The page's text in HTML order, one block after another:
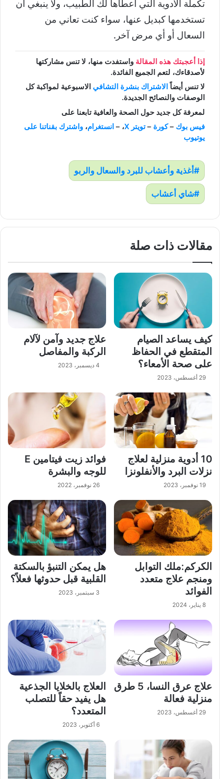
تكملة الأدوية التي أعطاها لك الطبيب، ولا ينبغي أن
تستخدمها كبديل عنها، سواء كنت تعاني من
السعال أو أي مرض آخر.
إذا أعجبتك هذه المقالة واستفدت منها، لا تنس مشاركتها
لأصدقاءك، لتعم الجميع الفائدة.
لا تنس أيضاً الاشتراك بنشرة التشافي الاسبوعية لمواكبة كل
الوصفات والنصائح الجديدة.
لمعرفة كل جديد حول الصحة والعافية تابعنا على
فيس بوك –كورة –تويتر X ، – انستغرام، واشترك بقناتنا على
يوتيوب
أغذية وأعشاب للبرد والسعال والربو
شاي أعشاب
مقالات ذات صلة
كيف يساعد الصيام
المتقطع في الحفاظ
على صحة الأمعاء؟
29 أغسطس، 2023
علاج جديد وآمن لآلام
الركبة والمفاصل
4 ديسمبر، 2023
10 أدوية منزلية لعلاج
نزلات البرد والأنفلونزا
19 نوفمبر، 2023
فوائد زيت فيتامين E
للوجه والبشرة
26 نوفمبر، 2022
الكركم:ملك التوابل
ومنجم علاج متعدد
الفوائد
8 يناير، 2024
هل يمكن التنبؤ بالسكتة
القلبية قبل حدوثها فعلاً؟
3 سبتمبر، 2023
علاج عرق النسا، 5 طرق
منزلية فعالة
29 أغسطس، 2023
العلاج بالخلايا الجذعية
هل يفيد حقاً للتصلب
المتعدد؟
6 أكتوبر، 2023